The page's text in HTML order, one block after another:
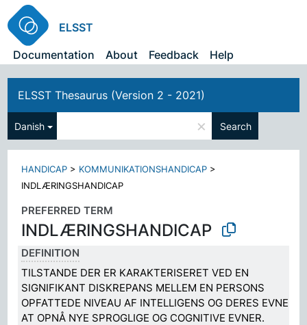
ELSST
Documentation
About Feedback Help
ELSST Thesaurus (Version 2 - 2021)
Danish × Search
HANDICAP > KOMMUNIKATIONSHANDICAP >
INDLÆRINGSHANDICAP
PREFERRED TERM
INDLÆRINGSHANDICAP
DEFINITION
TILSTANDE DER ER KARAKTERISERET VED EN
SIGNIFIKANT DISKREPANS MELLEM EN PERSONS
OPFATTEDE NIVEAU AF INTELLIGENS OG DERES EVNE
AT OPNÅ NYE SPROGLIGE OG COGNITIVE EVNER.